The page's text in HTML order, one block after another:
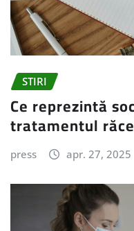
STIRI
Ce reprezintă
tratamentul
press apr. 27, 2025